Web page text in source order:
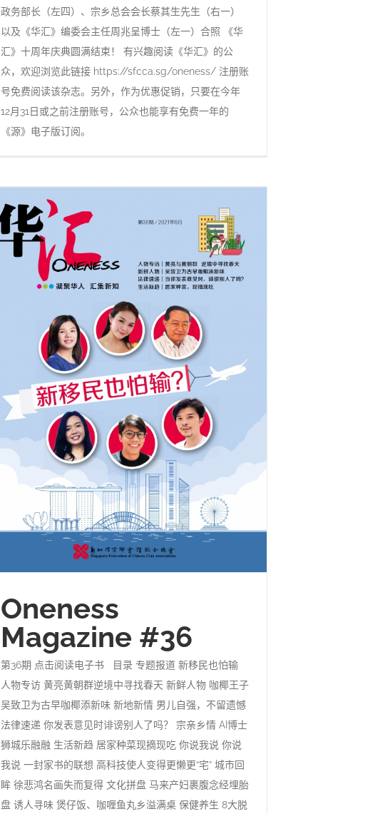
政务部长（左四）、宗乡总会会长蔡其生先生（右一）
以及《华汇》编委会主任周兆呈博士（左一）合照 《华
汇》十周年庆典圆满结束！ 有兴趣阅读《华汇》的公
众，欢迎浏览此链接 https://sfcca.sg/oneness/ 注册账
号免费阅读该杂志。另外，作为优惠促销，只要在今年
12月31日或之前注册账号，公众也能享有免费一年的
《源》电子版订阅。
Oneness
Magazine #36
第36期 点击阅读电子书 目录 专题报道 新移民也怕输
人物专访 黄亮黄朝群逆境中寻找春天 新鲜人物 咖椰王子
吴致卫为古早咖椰添新味 新地新情 男儿自强，不留遗憾
法律速递 你发表意见时诽谤别人了吗？ 宗亲乡情 AI博士
狮城乐融融 生活新趋 居家种菜现摘现吃 你说我说 你说
我说 一封家书的联想 高科技使人变得更懒更“宅” 城市回
眸 徐悲鸿名画失而复得 文化拼盘 马来产妇裹腹念经埋胎
盘 诱人寻味 煲仔饭、咖喱鱼丸乡溢满桌 保健养生 8大脱